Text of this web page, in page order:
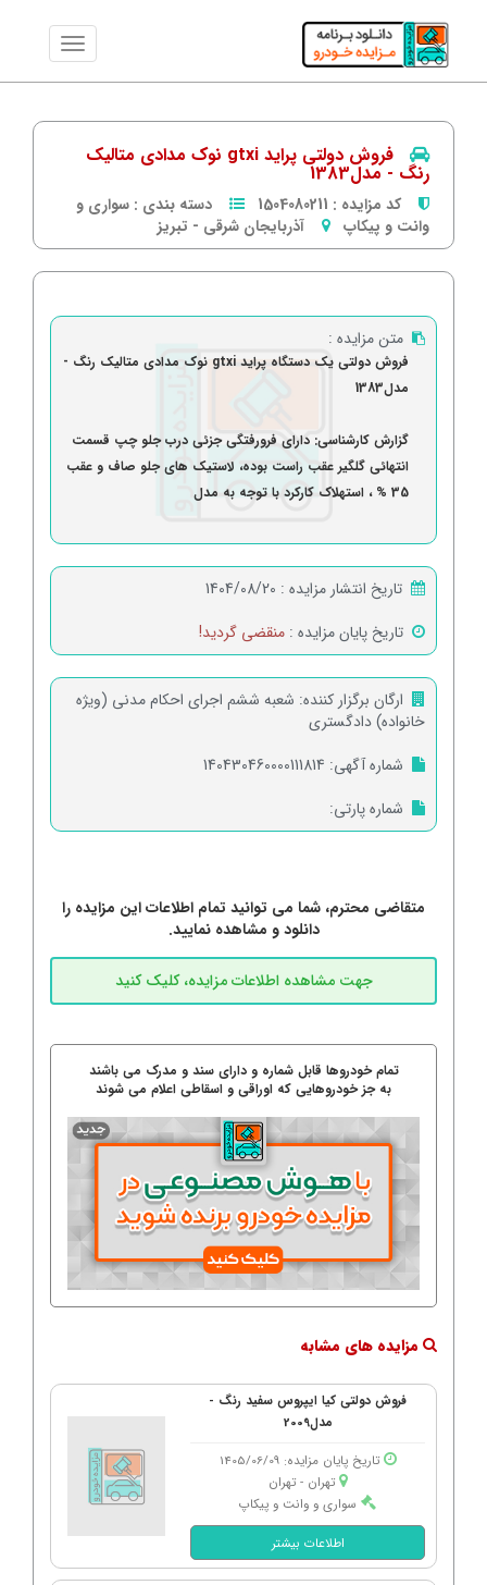
فروش دولتی پراید gtxi نوک مدادی متالیک
رنگ - مدل1383
کد مزایده : 1504080211 دسته بندی : سواری و
وانت و پیکاپ
آذربایجان شرقی - تبریز
متن مزایده :
فروش دولتی یک دستگاه پراید gtxi نوک مدادی متالیک رنگ -
مدل1383
گزارش کارشناسی: دارای فرورفتگی جزئی درب جلو چپ قسمت
انتهائی گلگیر عقب راست بوده، لاستیک های جلو صاف و عقب
35 % ، استهلاک کارکرد با توجه به مدل
تاریخ انتشار مزایده : 1404/08/20
تاریخ پایان مزایده : منقضی گردید!
ارگان برگزار کننده: شعبه ششم اجرای احکام مدنی (ویژه
خانواده) دادگستری
شماره آگهی: 140430460000111814
شماره پارتی:
متقاضی محترم، شما می توانید تمام اطلاعات این مزایده را
دانلود و مشاهده نمایید.
تمام خودروها قابل شماره و دارای سند و مدرک می باشند
به جز خودروهایی که اوراقی و اسقاطی اعلام می شوند
مزایده های مشابه
فروش دولتی کیا ایپروس سفید رنگ -
مدل2009
تاریخ پایان مزایده: 1405/06/09
تهران - تهران
سواری و وانت و پیکاپ
اطلاعات بیشتر